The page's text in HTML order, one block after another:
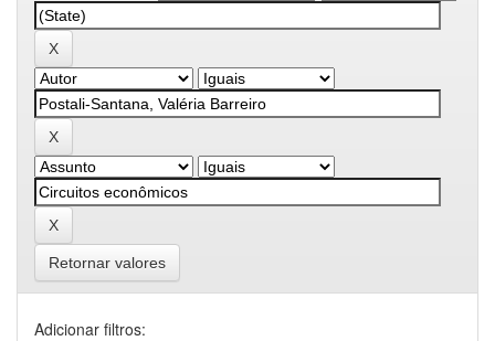
Retornar valores
Adicionar filtros: